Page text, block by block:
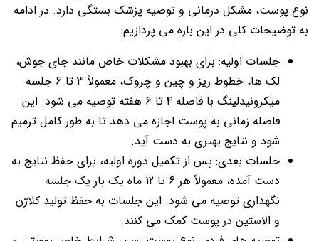
نوع پوست، مشکل درمانی و توصیه پزشک بستگی دارد. در ادامه
به توضیحات کلی در این باره می پردازیم:
جلسات اولیه: برای بهبود مشکلات خاص مانند جای جوش،
لک ها، خطوط ریز و چین و چروک، معمولاً 3 تا 6 جلسه
میکرونیدلینگ با فاصله 4 تا 6 هفته توصیه می شود. این
فاصله زمانی به پوست اجازه می دهد تا به طور کامل ترمیم
شود و نتایج بهتری به دست آید.
جلسات بعدی: پس از تکمیل دوره اولیه، برای حفظ نتایج به
دست آمده، معمولاً هر 6 تا 12 ماه یک بار یک جلسه
نگهداری توصیه می شود. این جلسات به حفظ تولید کلاژن
و الاستین در پوست کمک می کنند.